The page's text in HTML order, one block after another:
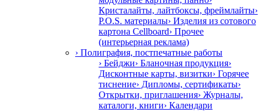
Кристалайты, лайтбоксы, фреймлайты›
P.O.S. материалы› Изделия из сотового
картона Cellboard› Прочее
(интерьерная реклама)
› Полиграфия, постпечатные работы
› Бейджи› Бланочная продукция›
Дисконтные карты, визитки› Горячее
тиснение› Дипломы, сертификаты›
Открытки, приглашения› Журналы,
каталоги, книги› Календари